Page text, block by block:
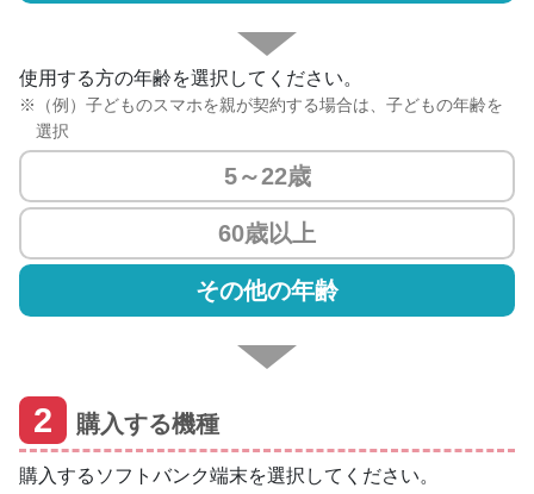
使用する方の年齢を選択してください。
（例）子どものスマホを親が契約する場合は、子どもの年齢を
選択
5～22歳
60歳以上
その他の年齢
2 購入する機種
購入するソフトバンク端末を選択してください。